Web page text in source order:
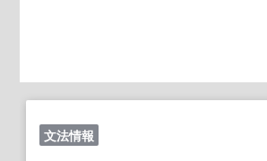
文法情報